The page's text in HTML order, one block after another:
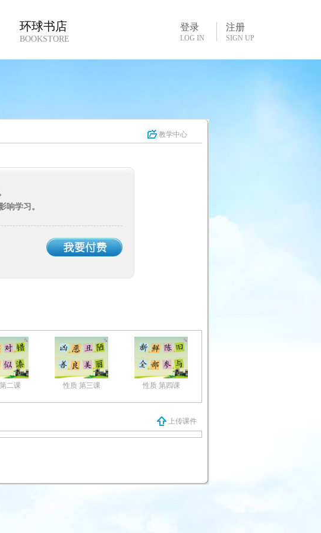
环球书店
BOOKSTORE
登录
LOG IN
注册
SIGN UP
教学中心
响学习。
二课 性质 第三课 性质 第四课
上传课件